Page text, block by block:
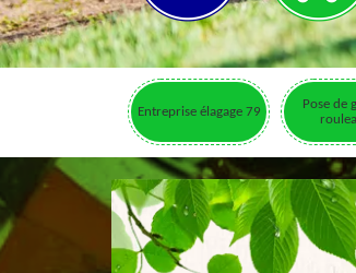
Entreprise élagage 79
Pose de